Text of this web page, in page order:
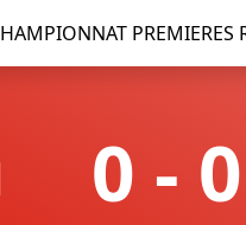
PREMIERES
0 - 0